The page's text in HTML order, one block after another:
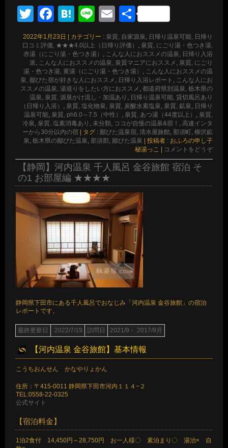
TwitterFacebook
Hatena
LineEmail
共
有
2022年1月23日 | カテゴリー : 泉質, 自家源泉, 日帰り温泉可能, 日帰り
口コミ評価, ★★★4.0以上（日帰り評価） , 泉質, にごり湯・色つき湯,
赤湯（にごり湯・色つき湯） , こんな人におススメの温泉, 日帰り入浴
派, こんな人におススメの温泉, 泉質マニアにおススメ , 泉質, にごり
湯・色つき湯, 黄湯（にごり湯・色つき湯） , こんな人におススメの温
泉, 鄙びた宿が好きな人におススメ , 日帰り入浴レポート , こんな人にお
ススメの温泉, 湯巡りをしたい方におススメ , 都道府県別温泉, 栃木県の
温泉, 泉質, 源泉かけ流し・加温あり , 日帰り温泉可能, 貸切風呂あり
（日帰り入浴） , 泉質, 塩化物泉, 泉質, 炭酸水素塩泉, 泉質, 鉱泉, 日帰り
温泉可能, 泉質, ph6.0～7.5（中性） , 泉質, あつ湯（44度以上） , 泉質,
冷泉, 泉質, 塩素消毒あり , 未分類, ココが自慢の温泉&宿！, 高速インタ
ーから30分以内の宿 | タグ : 鄙びた温泉宿, 清水屋旅館, 那須町, 柳沢鉱
泉, 栃木県の鄙びた温泉, 那須郡, 鄙びた温泉 | 投稿者 : おふろの申し子
秘湯っこ | コメントをどうぞ
【静岡】河内温泉 千人風呂 金谷旅館 宿泊 そ
の1 お部屋編 ★★★★
静岡県下田市にある千人風呂でおなじみ「河内温泉 金谷旅館」の宿泊
レポートです。
最終更新日 2022/7/19 訪問日 2021/9・ 2017/9月
【河内温泉 金谷旅館】基本情報
こうちおんせん かなやりょかん
住所：〒415-0011 静岡県下田市河内１１４−２
TEL:0558-22-0325
公式サイト
【宿泊料金】
1泊2食付 14,450円～28,750円 お一人様〇 素泊まり〇 湯治× 自